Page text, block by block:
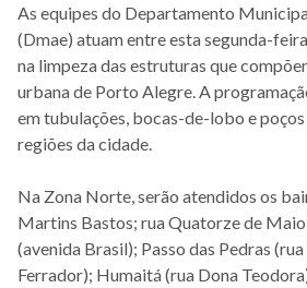
As equipes do Departamento
(Dmae) atuam entre esta segunda-
na limpeza das estruturas que
urbana de Porto Alegre. A
em tubulações, bocas-de-lobo e
regiões da cidade.
Na Zona Norte, serão atendidos os
Martins Bastos; rua Quatorze de
(avenida Brasil); Passo das Pedras
Ferrador); Humaitá (rua Dona